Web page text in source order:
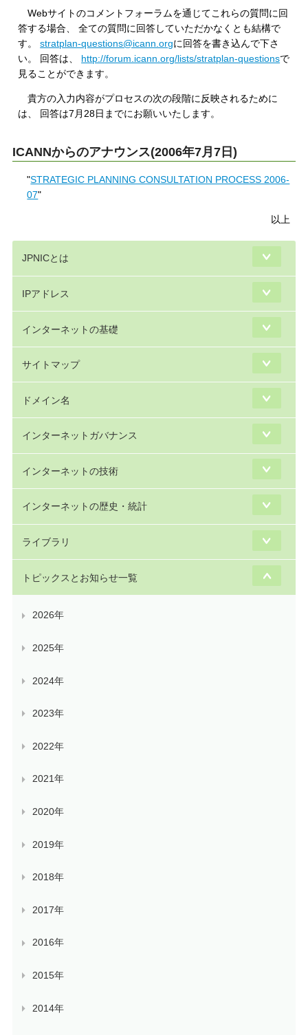
Webサイトのコメントフォーラムを通じてこれらの質問に回
答する場合、 全ての質問に回答していただかなくとも結構で
す。stratplan-questions@icann.orgに回答を書き込んで下さ
い。 回答は、 http://forum.icann.org/lists/stratplan-questionsで
見ることができます。
貴方の入力内容がプロセスの次の段階に反映されるために
は、 回答は7月28日までにお願いいたします。
ICANNからのアナウンス(2006年7月7日)
"STRATEGIC PLANNING CONSULTATION PROCESS 2006-
07"
以上
JPNICとは
IPアドレス
インターネットの基礎
サイトマップ
ドメイン名
インターネットガバナンス
インターネットの技術
インターネットの歴史・統計
ライブラリ
トピックスとお知らせ一覧
2026年
2025年
2024年
2023年
2022年
2021年
2020年
2019年
2018年
2017年
2016年
2015年
2014年